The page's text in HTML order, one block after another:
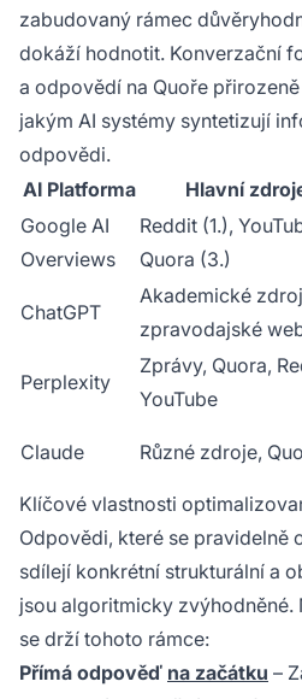
zabudovaný rámec
dokáží hodnotit. Konverzační
a odpovědí na Quoře
jakým AI systémy syntetizují
odpovědi.
AI Platforma
Hlavní
Google AI
Overviews
Reddit (1.),
Quora (3.)
ChatGPT
Akademické
zpravodajské
Perplexity
Zprávy, Quora,
YouTube
Claude Různé zdroje,
Klíčové vlastnosti
Odpovědi, které se pravidelně
sdílejí konkrétní strukturální a
jsou algoritmicky zvýhodněné.
se drží tohoto rámce:
Přímá odpověď na začátku –